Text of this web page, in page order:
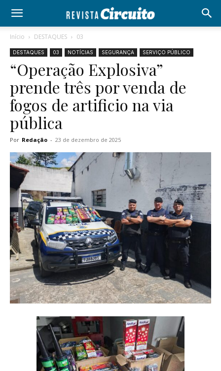
Início DESTAQUES 03
DESTAQUES 03 NOTÍCIAS SEGURANÇA SERVIÇO PÚBLICO
“Operação Explosiva”
prende três por venda de
fogos de artificio na via
pública
Por Redação - 23 de dezembro de 2025